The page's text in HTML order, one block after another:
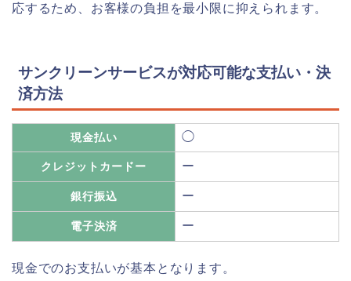
応するため、お客様の負担を最小限に抑えられます。
サンクリーンサービスが対応可能な支払い・決
済方法
現金払い ◯
クレジットカードー ー
銀行振込 ー
電子決済 ー
現金でのお支払いが基本となります。